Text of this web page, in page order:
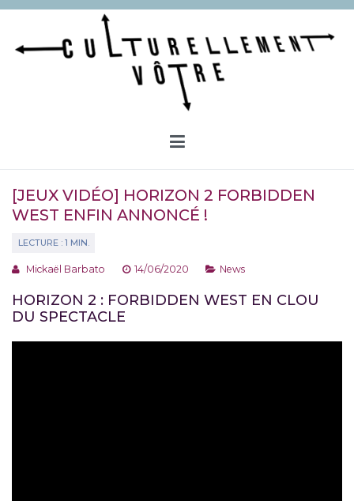
Aller
contenu
[JEUX VIDÉO] HORIZON 2 FORBIDDEN
WEST ENFIN ANNONCÉ !
Mickaël Barbato 14/06/2020 News
HORIZON 2 : FORBIDDEN WEST EN CLOU
DU SPECTACLE